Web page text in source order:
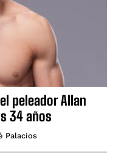
el peleador Allan
34 años
Palacios